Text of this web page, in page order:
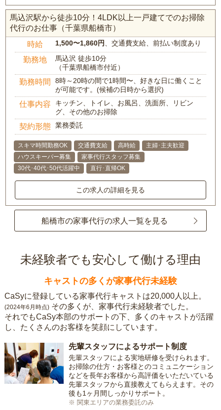
馬込沢駅から徒歩10分！4LDK以上一戸建てでのお掃除
代行のお仕事（千葉県船橋市）
時給 1,500〜1,860円 、交通費支給、前払い制度あり
勤務地
馬込沢 徒歩10分
（千葉県船橋市付近）
勤務時間
8時～20時の間で1時間〜、好きな日に働くこと
が可能です。(候補の日時から選択)
仕事内容
キッチン、トイレ、お風呂、洗面所、リビン
グ、その他のお掃除
契約形態 業務委託
スキマ時間勤務OK 交通費支給 高時給
主婦･主夫歓迎
ハウスキーパー募集
家事代行スタッフ募集
30代･40代･50代活躍中
直行･直帰OK
この求人の詳細を見る
船橋市の家事代行の求人一覧を見る
未経験者でも安心して働ける理由
キャストの多くが家事代行未経験
CaSyに登録している家事代行キャストは20,000人以上。
(2024年6月時点) その多くが、家事代行未経験者でした。
それでもCaSy本部のサポートの下、多くのキャストが活躍
し、たくさんのお客様を笑顔にしています。
先輩スタッフによるサポート制度
先輩スタッフによる実地研修を受けられます。
お掃除の仕方・お客様とのコミュニケーション
などを長年お客様から高評価をいただいている
先輩スタッフから直接教えてもらえます。その
後も1ヶ月間しっかりサポート。
※ 関東エリアの業務委託のみ